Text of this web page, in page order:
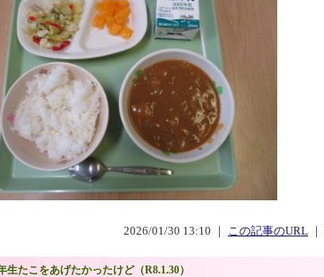
2026/01/30 13:10 ｜ この記事のURL
生たこをあげたかったけど（R8.1.30）